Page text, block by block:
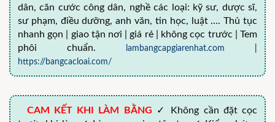
dân, căn cước công dân, nghề các loại: kỹ sư, dược sĩ,
sư phạm, điều dưỡng, anh văn, tin học, luật .... Thủ tục
nhanh gọn | giao tận nơi | giá rẻ | không cọc trước | Tem
phôi chuẩn.
lambangcapgiarenhat.com
https://bangcacloai.com/
CAM KẾT KHI LÀM BẰNG ✓ Không cần đặt cọc